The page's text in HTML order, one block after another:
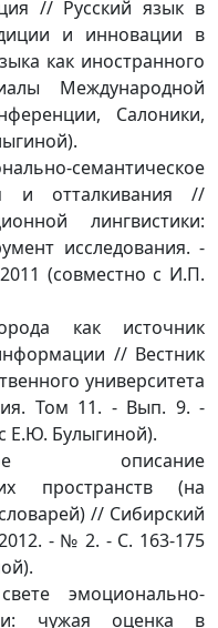
// Русский язык в
и инновации в
как иностранного
Международной
Салоники,
семантическое
и отталкивания //
лингвистики:
исследования. -
(совместно с И.П.
как источник
// Вестник
университета
Том 11. - Вып. 9. -
Е.Ю. Булыгиной).
описание
пространств (на
// Сибирский
- № 2. - С. 163-175
эмоционально-
чужая оценка в